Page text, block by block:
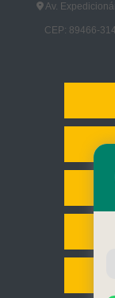
Av.
CEP: 89466-314